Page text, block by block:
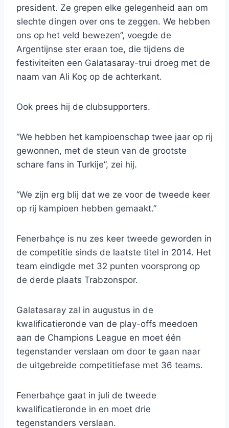
president. Ze grepen elke gelegenheid aan om
slechte dingen over ons te zeggen. We hebben
ons op het veld bewezen”, voegde de
Argentijnse ster eraan toe, die tijdens de
festiviteiten een Galatasaray-trui droeg met de
naam van Ali Koç op de achterkant.
Ook prees hij de clubsupporters.
“We hebben het kampioenschap twee jaar op rij
gewonnen, met de steun van de grootste
schare fans in Turkije”, zei hij.
“We zijn erg blij dat we ze voor de tweede keer
op rij kampioen hebben gemaakt.”
Fenerbahçe is nu zes keer tweede geworden in
de competitie sinds de laatste titel in 2014. Het
team eindigde met 32 ​​punten voorsprong op
de derde plaats Trabzonspor.
Galatasaray zal in augustus in de
kwalificatieronde van de play-offs meedoen
aan de Champions League en moet één
tegenstander verslaan om door te gaan naar
de uitgebreide competitiefase met 36 teams.
Fenerbahçe gaat in juli de tweede
kwalificatieronde in en moet drie
tegenstanders verslaan.